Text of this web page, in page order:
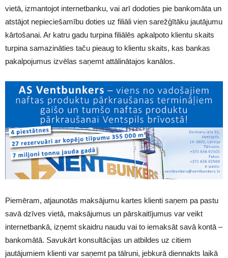
vietā, izmantojot internetbanku, vai arī dodoties pie bankomāta un
atstājot nepieciešamību doties uz filiāli vien sarežģītāku jautājumu
kārtošanai. Ar katru gadu turpina filiālēs apkalpoto klientu skaits
turpina samazināties taču pieaug to klientu skaits, kas bankas
pakalpojumus izvēlas saņemt attālinātajos kanālos.
Piemēram, atjaunotās maksājumu kartes klienti saņem pa pastu
savā dzīves vietā, maksājumus un pārskaitījumus var veikt
internetbankā, izņemt skaidru naudu vai to iemaksāt savā kontā –
bankomātā. Savukārt konsultācijas un atbildes uz citiem
jautājumiem klienti var saņemt pa tālruni, jebkurā diennakts laikā